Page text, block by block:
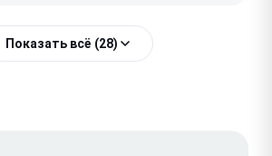
Показать всё (28)